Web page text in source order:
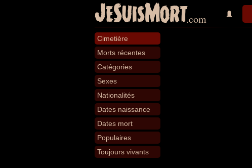
JeSuisMort.com
Cimetière
Morts récentes
Catégories
Sexes
Nationalités
Dates naissance
Dates mort
Populaires
Toujours vivants